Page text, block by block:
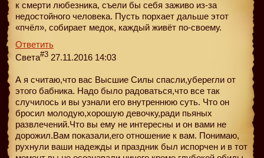
к смерти любезника, съели бы себя заживо из-за
недостойного человека. Пусть порхает дальше этот
«пчёл», собирает медок, каждый живёт по-своему.
Ответить
Света#3 27.11.2016 14:03
А я считаю,что вас Высшие Силы спасли,уберегли от
этого бабника. Надо было радоваться,что все так
случилось и вы узнали его внутреннюю суть. Что он
бросил молодую,хорошую девочку,ради пьяных
развлечений.Что вы ему не интересны и он вами не
дорожил.Вам показали,его отношение к вам. Понимаю,
рухнули ваши надежды и праздник был испорчен и в тот